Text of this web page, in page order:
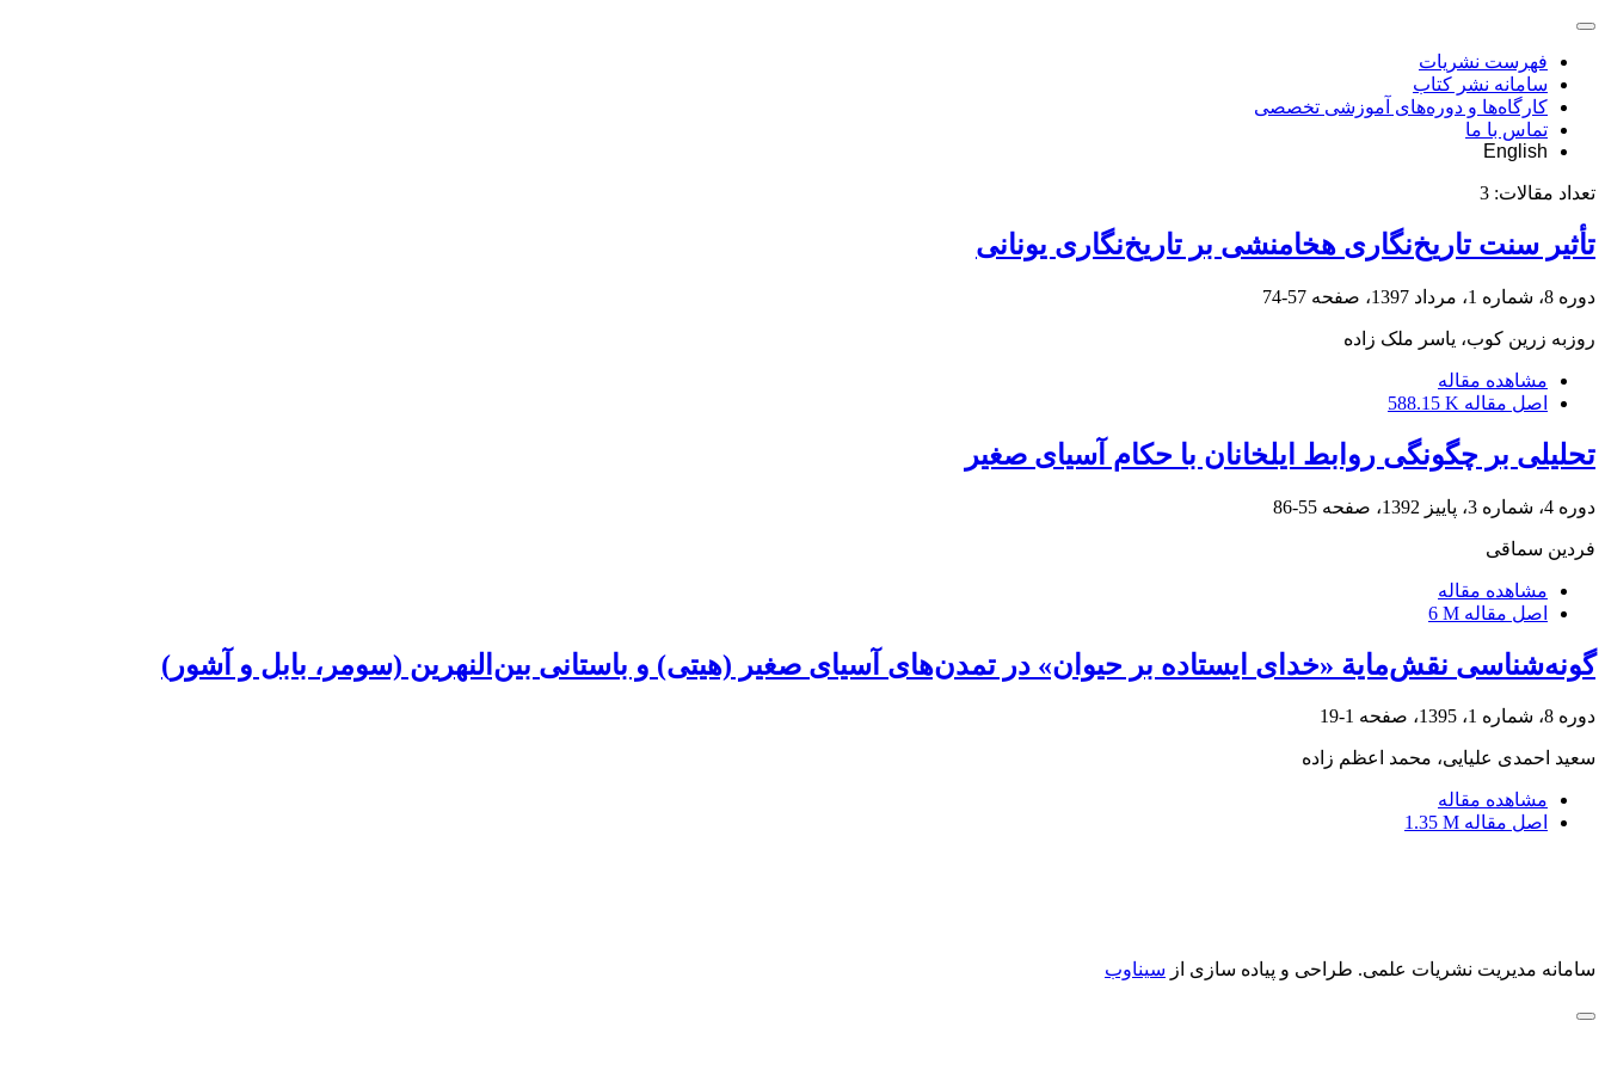
فهرست نشریات
سامانه نشر کتاب
کارگاه‌ها و دوره‌های آموزشی تخصصی
تماس با ما
English
تعداد مقالات: 3
تأثیر سنت تاریخ‌نگاری هخامنشی بر تاریخ‌نگاری یونانی
دوره 8، شماره 1، مرداد 1397، صفحه 57-74
روزبه زرین کوب، یاسر ملک زاده
مشاهده مقاله
اصل مقاله 588.15 K
تحلیلی بر چگونگی روابط ایلخانان با حکام آسیای صغیر
دوره 4، شماره 3، پاییز 1392، صفحه 55-86
فردین سماقی
مشاهده مقاله
اصل مقاله 6 M
گونه‌شناسی نقش‌مایة «خدای ایستاده بر حیوان» در تمدن‌های آسیای صغیر (هیتی) و باستانی بین‌النهرین (سومر، بابل و آشور)
دوره 8، شماره 1، 1395، صفحه 1-19
سعید احمدی علیایی، محمد اعظم زاده
مشاهده مقاله
اصل مقاله 1.35 M
سامانه مدیریت نشریات علمی. طراحی و پیاده سازی از سیناوب